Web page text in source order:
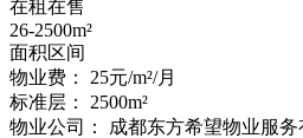
在租在售
26-2500m²
面积区间
物业费：
25元/m²/月
标准层：
2500m²
物业公司：
成都东方希望物业服务